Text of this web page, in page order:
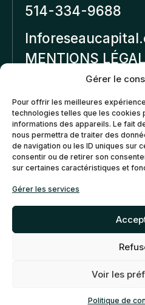
Gérer le
Pour offrir les meilleures
technologies telles que les cookies
informations des appareils. Le fait
nous permettra de traiter des
de navigation ou les ID uniques sur
consentir ou de retirer son
sur certaines caractéristiques et
Gérer les services
Voir les
Politique de
514-334-9688
MENTIONS
Politique de
confidentialité
Politiques
de
Politique de
©2026 Réseau
droits reservés -
- Agence